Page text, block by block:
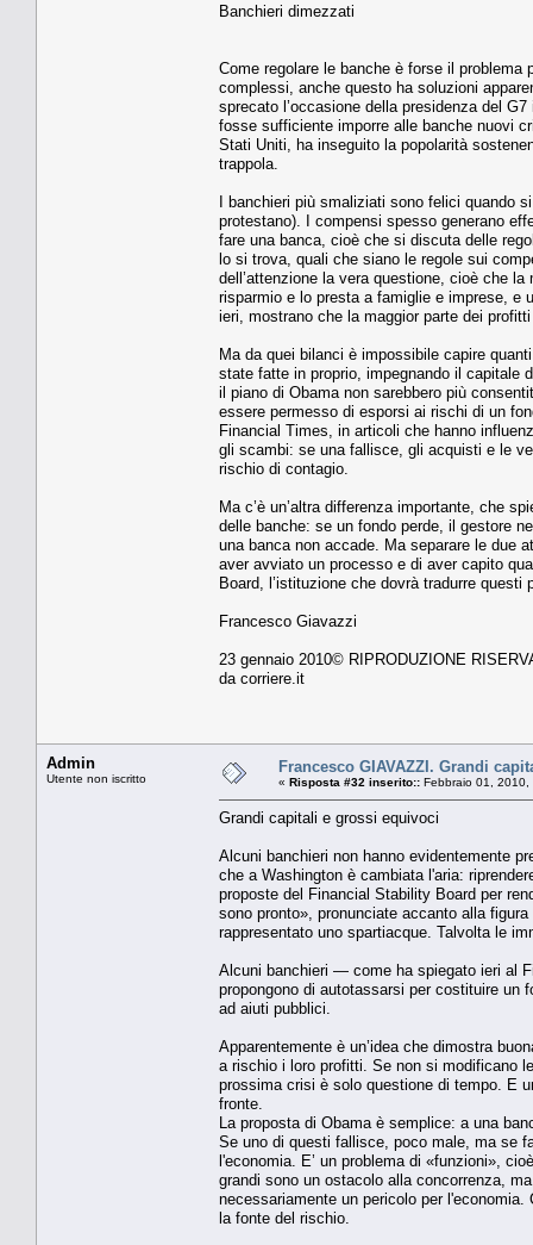
Banchieri dimezzati
Come regolare le banche è forse il
complessi, anche questo ha soluzioni
sprecato l’occasione della presidenza del
fosse sufficiente imporre alle banche nuovi
Stati Uniti, ha inseguito la popolarità
trappola.
I banchieri più smaliziati sono felici quando
protestano). I compensi spesso generano
fare una banca, cioè che si discuta delle
lo si trova, quali che siano le regole sui
dell’attenzione la vera questione, cioè che
risparmio e lo presta a famiglie e imprese, e
ieri, mostrano che la maggior parte dei
Ma da quei bilanci è impossibile capire
state fatte in proprio, impegnando il capitale
il piano di Obama non sarebbero più
essere permesso di esporsi ai rischi di un
Financial Times, in articoli che hanno
gli scambi: se una fallisce, gli acquisti e le
rischio di contagio.
Ma c’è un’altra differenza importante, che
delle banche: se un fondo perde, il gestore
una banca non accade. Ma separare le due
aver avviato un processo e di aver capito
Board, l’istituzione che dovrà tradurre questi
Francesco Giavazzi
23 gennaio 2010© RIPRODUZIONE
da corriere.it
Admin
Utente non iscritto
Francesco GIAVAZZI. Grandi
« Risposta #32 inserito:: Febbraio 01, 2010,
Grandi capitali e grossi equivoci
Alcuni banchieri non hanno evidentemente
che a Washington è cambiata l'aria:
proposte del Financial Stability Board per
sono pronto», pronunciate accanto alla
rappresentato uno spartiacque. Talvolta le
Alcuni banchieri — come ha spiegato ieri al
propongono di autotassarsi per costituire un
ad aiuti pubblici.
Apparentemente è un’idea che dimostra
a rischio i loro profitti. Se non si modificano
prossima crisi è solo questione di tempo. E
fronte.
La proposta di Obama è semplice: a una
Se uno di questi fallisce, poco male, ma se
l'economia. E’ un problema di «funzioni»,
grandi sono un ostacolo alla concorrenza,
necessariamente un pericolo per
la fonte del rischio.